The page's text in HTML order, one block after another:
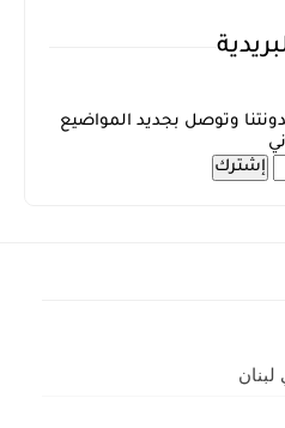
وتوصل بجديد المواضيع
لبنان